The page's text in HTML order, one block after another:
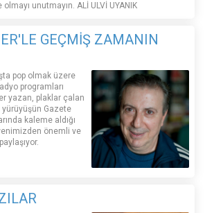
unutmayın. ALİ ULVİ UYANIK
GEÇMİŞ ZAMANIN
pop olmak üzere
programları
yazan, plaklar çalan
Gazete
kaleme aldığı
önemli ve